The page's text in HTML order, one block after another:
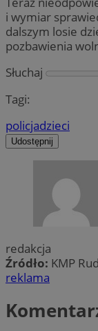
i wymiar
dalszym losie
pozbawienia
Słuchaj
Tagi:
policjadzieci
Udostępnij
redakcja
Źródło: KMP
reklama